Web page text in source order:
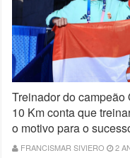
Treinador do
10 Km conta que
o motivo para o
FRANCISMAR SIVIERO 2